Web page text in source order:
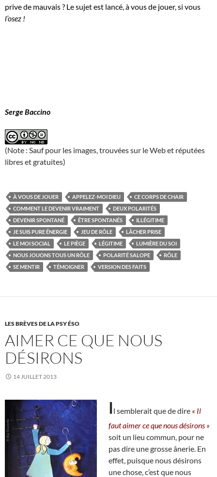
prive de mauvais ? Le sujet est lancé, à vous de jouer, si vous
l’osez !
Serge Baccino
(Note : Sauf pour les images, trouvées sur le Web et réputées
libres et gratuites)
À VOUS DE JOUER APPELEZ-MOI DIEU
CE CORPS DE CHAIR
COMMENT LE DEVENIR VRAIMENT
DEUX POLARITÉS
DEVENIR SPONTANÉ
ÊTRE SPONTANÉS
ILLÉGITIME
JE SUIS PURE ÉNERGIE
JEU DE RÔLE
LÂCHER PRISE
LE MOI SOCIAL
LE PIÈGE LÉGITIME
LUMIÈRE DU SOI
NOUS JOUONS TOUS UN RÔLE
POLARITÉ SALOPE
RÔLE
SE MENTIR
TÉMOIGNER VERSION DES FAITS
LES BRÈVES DE LA PSY ÉSO
AIMER CE QUE NOUS
DÉSIRONS
14 JUILLET 2013
Il semblerait que de dire « Il
faut aimer ce que nous désirons »
soit un lieu commun, pour ne
pas dire une grosse ânerie. En
effet, puisque nous désirons
une chose, c’est que nous